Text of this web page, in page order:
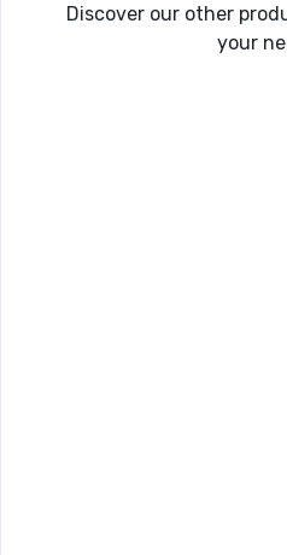
Discover our other
your